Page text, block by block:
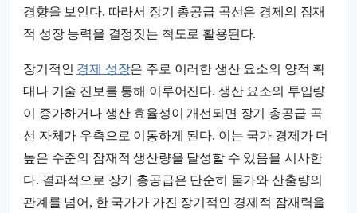
경향을 보인다. 따라서 장기 총공급 곡선은 경제의 잠재
적 성장 능력을 결정짓는 척도로 활용된다.
장기적인 경제 성장은 주로 이러한 생산 요소의 양적 확
대나 기술 진보를 통해 이루어진다. 생산 요소의 투입량
이 증가하거나 생산 효율성이 개선되면 장기 총공급 곡
선 자체가 우측으로 이동하게 된다. 이는 국가 경제가 더
높은 수준의 잠재적 생산량을 달성할 수 있음을 시사한
다. 결과적으로 장기 총공급은 단순히 물가와 산출량의
관계를 넘어, 한 국가가 가진 장기적인 경제적 잠재력을